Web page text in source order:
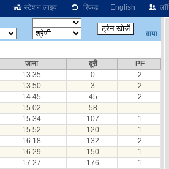
स्टेशन लाइव रिफंड English
वाया
जाना दूरी
PF
13.35 0
2
13.50 3
2
14.45 45
2
15.02
58
15.34 107
1
15.52 120
1
16.18 132
2
16.29 150
1
17.27 176
1